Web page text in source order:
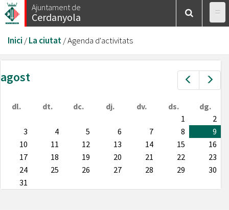
Vés
al
Ajuntament de
Cerdanyola
Esteu
aquí
Inici /La ciutat/Agenda d'activitats
Prev
agost
dl. dt. dc. dj. dv. ds.
dg.
1
2
3
4 5 6 7 8
9
10
11 12 13 14 15
16
17
18 19 20 21 22
23
24
25 26 27 28 29
30
31